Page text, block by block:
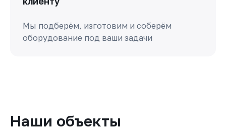
Мы подберём, изготовим и соберём
оборудование под ваши задачи
Наши объекты